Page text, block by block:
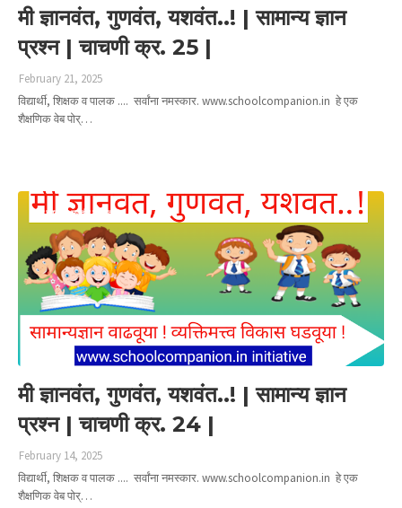
मी ज्ञानवंत, गुणवंत, यशवंत..! | सामान्य ज्ञान
प्रश्न | चाचणी क्र. 25 |
February 21, 2025
विद्यार्थी, शिक्षक व पालक .... सर्वांना नमस्कार. www.schoolcompanion.in हे एक
शैक्षणिक वेब पोर्…
मी ज्ञानवंत गुणवंत यशवंत
मी ज्ञानवंत, गुणवंत, यशवंत..! | सामान्य ज्ञान
प्रश्न | चाचणी क्र. 24 |
February 14, 2025
विद्यार्थी, शिक्षक व पालक .... सर्वांना नमस्कार. www.schoolcompanion.in हे एक
शैक्षणिक वेब पोर्…